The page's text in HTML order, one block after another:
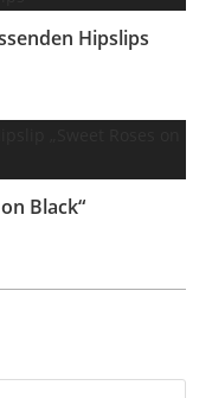
Hipslips
Black“